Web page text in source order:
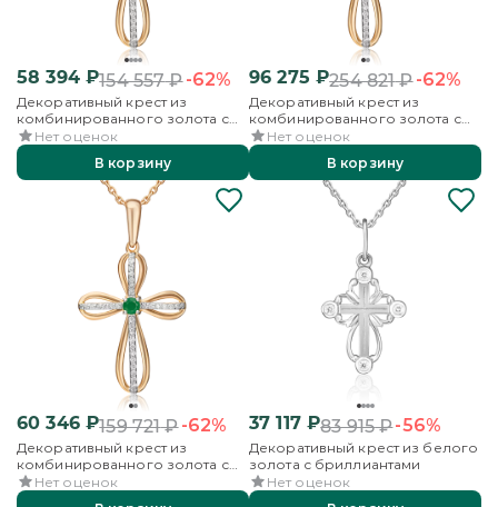
58 394₽154 557₽-62%
Декоративный крест из
комбинированного золота с
сапфиром и бриллиантами
Нет оценок
В корзину
96 275 ₽254 821₽-62%
Декоративный крест из
комбинированного золота с
бриллиантами
Нет оценок
В корзину
60 346₽159 721₽-62%
Декоративный крест из
комбинированного золота с
изумрудом и бриллиантами
Нет оценок
37 117₽83 915₽-56%
Декоративный крест из белого
золота с бриллиантами
Нет оценок